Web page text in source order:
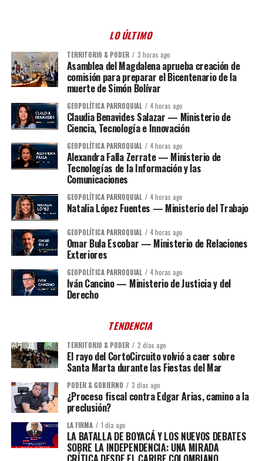
LO ÚLTIMO
TERRITORIO & PODER 3 horas ago
Asamblea del Magdalena aprueba creación de
comisión para preparar el Bicentenario de la
muerte de Simón Bolívar
GEOPOLÍTICA PARROQUIAL 4 horas ago
Claudia Benavides Salazar — Ministerio de
Ciencia, Tecnología e Innovación
GEOPOLÍTICA PARROQUIAL 4 horas ago
Alexandra Falla Zerrate — Ministerio de
Tecnologías de la Información y las
Comunicaciones
GEOPOLÍTICA PARROQUIAL 4 horas ago
Natalia López Fuentes — Ministerio del Trabajo
GEOPOLÍTICA PARROQUIAL 4 horas ago
Omar Bula Escobar — Ministerio de Relaciones
Exteriores
GEOPOLÍTICA PARROQUIAL 4 horas ago
Iván Cancino — Ministerio de Justicia y del
Derecho
TENDENCIA
TERRITORIO & PODER 2 días ago
El rayo del CortoCircuito volvió a caer sobre
Santa Marta durante las Fiestas del Mar
PODER & GOBIERNO 3 días ago
¿Proceso fiscal contra Edgar Arias, camino a la
preclusión?
LA FIRMA 1 día ago
LA BATALLA DE BOYACÁ Y LOS NUEVOS DEBATES
SOBRE LA INDEPENDENCIA: UNA MIRADA